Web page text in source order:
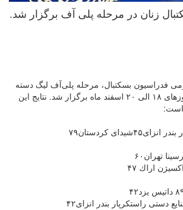
زنان در مرحله پلی آف برگزار شد.
فدراسیون بسکتبال، مرحله پلی‌آف لیگ دسته
یک بسکتبال بانوان، روزهای ۱۸ الی ۲۰ اسفند ماه برگزار شد. نتایج این
است:
کردستان۷۹